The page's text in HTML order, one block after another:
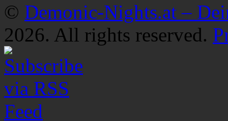
© Demonic-Nights.at –
2026. All rights reserved.